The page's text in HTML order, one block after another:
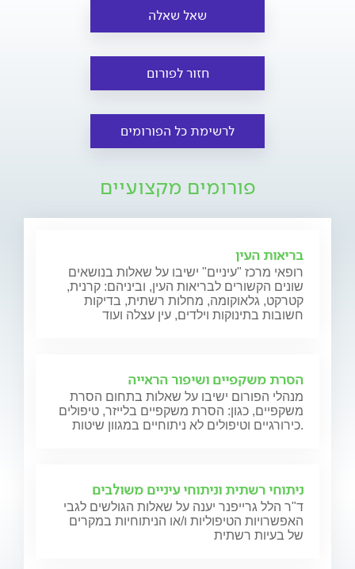
שאל שאלה
חזור לפורום
לרשימת כל הפורומים
פורומים מקצועיים
בריאות העין
רופאי מרכז "עיניים" ישיבו על שאלות בנושאים
שונים הקשורים לבריאות העין, וביניהם: קרנית,
קטרקט, גלאוקומה, מחלות רשתית, בדיקות
חשובות בתינוקות וילדים, עין עצלה ועוד
הסרת משקפיים ושיפור הראייה
מנהלי הפורום ישיבו על שאלות בתחום הסרת
משקפיים, כגון: הסרת משקפיים בלייזר, טיפולים
כירורגיים וטיפולים לא ניתוחיים במגוון שיטות.
ניתוחי רשתית וניתוחי עיניים משולבים
ד"ר הלל גרייפנר יענה על שאלות הגולשים לגבי
האפשרויות הטיפוליות ו/או הניתוחיות במקרים
של בעיות רשתית